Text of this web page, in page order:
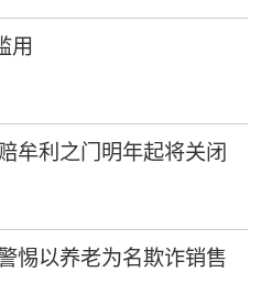
用
牟利之门明年起将关闭
惕以养老为名欺诈销售